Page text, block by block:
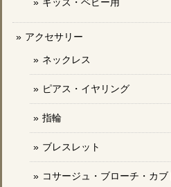
キッズ・ベビー用
アクセサリー
ネックレス
ピアス・イヤリング
指輪
ブレスレット
コサージュ・ブローチ・カ